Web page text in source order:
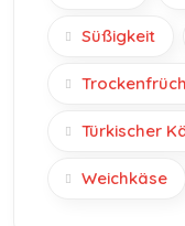
Süßigkeit
Türkischer
Weichkäse